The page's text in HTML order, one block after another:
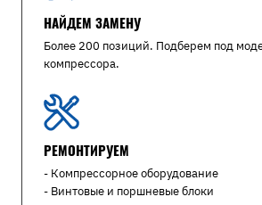
НАЙДЕМ ЗАМЕНУ
Более 200 позиций. Подберем под
компрессора.
РЕМОНТИРУЕМ
- Компрессорное оборудование
- Винтовые и поршневые блоки